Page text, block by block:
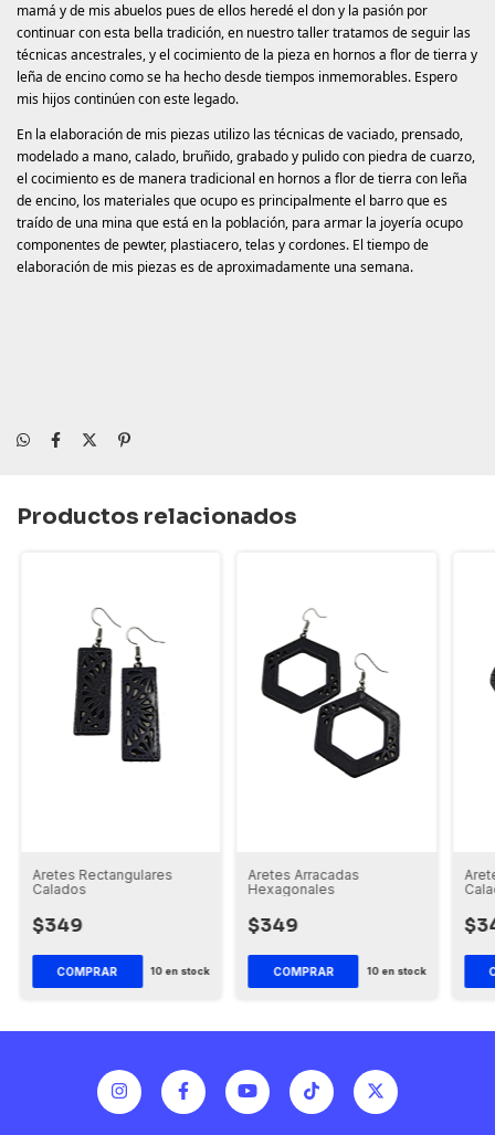
mamá y de mis abuelos pues de ellos heredé el don y la pasión por
continuar con esta bella tradición, en nuestro taller tratamos de seguir las
técnicas ancestrales, y el cocimiento de la pieza en hornos a flor de tierra y
leña de encino como se ha hecho desde tiempos inmemorables. Espero
mis hijos continúen con este legado.
En la elaboración de mis piezas utilizo las técnicas de vaciado, prensado,
modelado a mano, calado, bruñido, grabado y pulido con piedra de cuarzo,
el cocimiento es de manera tradicional en hornos a flor de tierra con leña
de encino, los materiales que ocupo es principalmente el barro que es
traído de una mina que está en la población, para armar la joyería ocupo
componentes de pewter, plastiacero, telas y cordones. El tiempo de
elaboración de mis piezas es de aproximadamente una semana.
Productos relacionados
Aretes Rectangulares
Calados
$349
10en stock
Aretes Arracadas
Hexagonales
$349
10en stock